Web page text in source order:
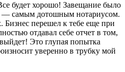
будет хорошо! Завещание было
— самым дотошным нотариусом.
Бизнес перешел к тебе еще при
отдавал себе отчет в том,
Это глупая попытка
уверенно в трубку мой